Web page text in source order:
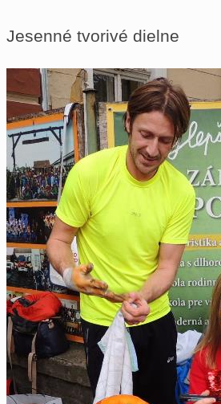
Jesenné tvorivé dielne